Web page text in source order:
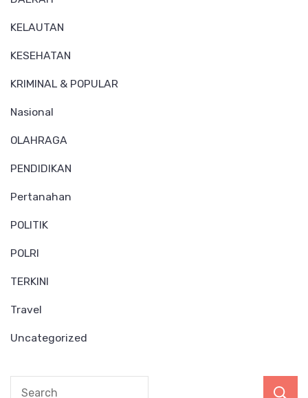
KELAUTAN
KESEHATAN
KRIMINAL & POPULAR
Nasional
OLAHRAGA
PENDIDIKAN
Pertanahan
POLITIK
POLRI
TERKINI
Travel
Uncategorized